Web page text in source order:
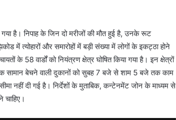
है। निपाह के जिन दो मरीजों की मौत हुई है, उनके रूट
में त्योहारों और समारोहों में बड़ी संख्या में लोगों के इकट्ठा होने
के 58 वार्डों को नियंत्रण क्षेत्र घोषित किया गया है। इन क्षेत्रों
बेचने वाली दुकानों को सुबह 7 बजे से शाम 5 बजे तक काम
नहीं दी गई है। निर्देशों के मुताबिक, कन्टेनमेंट जोन के माध्यम से
चाहिए।